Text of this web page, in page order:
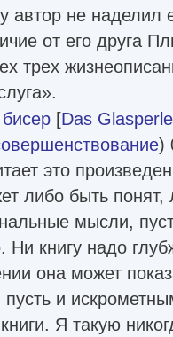
автор не наделил
от его друга
трех
[Das
)
это
либо быть понят,
мысли,
Ни книгу надо
она может
и
Я такую